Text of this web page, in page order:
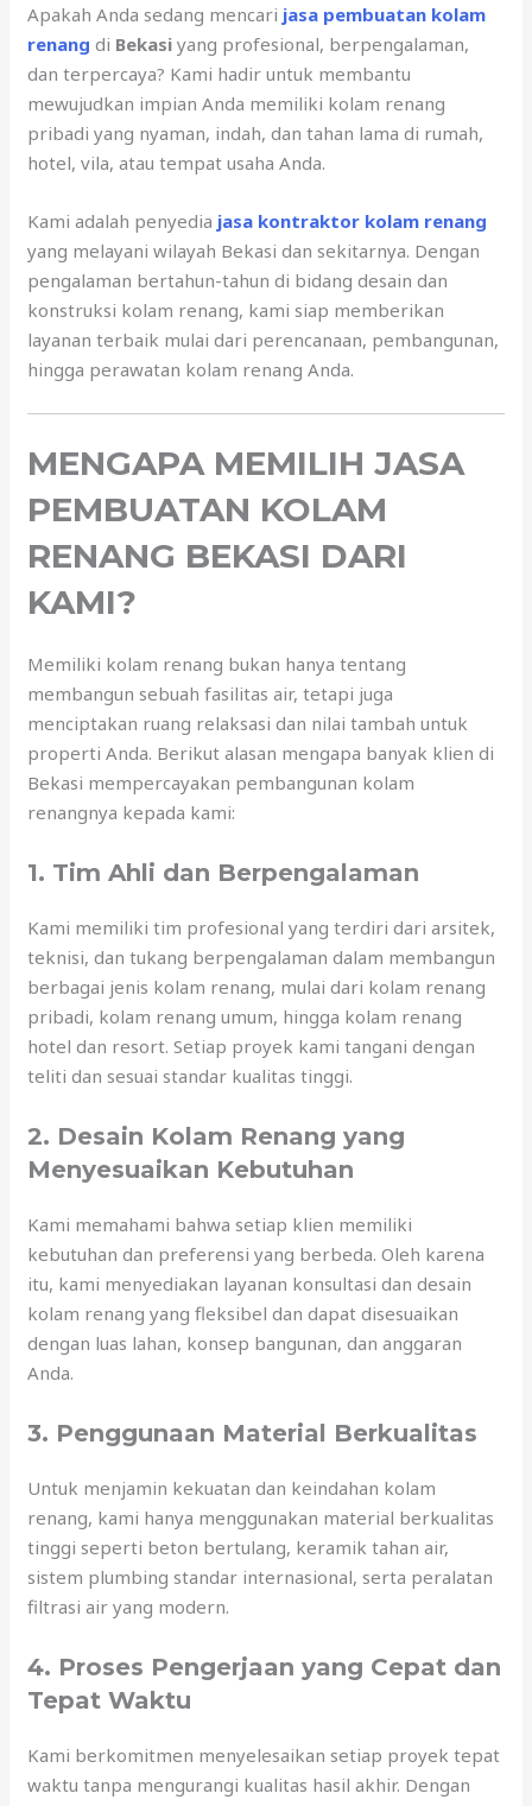
Apakah Anda sedang mencari jasa pembuatan kolam
renang di Bekasi yang profesional, berpengalaman,
dan terpercaya? Kami hadir untuk membantu
mewujudkan impian Anda memiliki kolam renang
pribadi yang nyaman, indah, dan tahan lama di rumah,
hotel, vila, atau tempat usaha Anda.
Kami adalah penyedia jasa kontraktor kolam renang
yang melayani wilayah Bekasi dan sekitarnya. Dengan
pengalaman bertahun-tahun di bidang desain dan
konstruksi kolam renang, kami siap memberikan
layanan terbaik mulai dari perencanaan, pembangunan,
hingga perawatan kolam renang Anda.
MENGAPA MEMILIH JASA
PEMBUATAN KOLAM
RENANG BEKASI DARI
KAMI?
Memiliki kolam renang bukan hanya tentang
membangun sebuah fasilitas air, tetapi juga
menciptakan ruang relaksasi dan nilai tambah untuk
properti Anda. Berikut alasan mengapa banyak klien di
Bekasi mempercayakan pembangunan kolam
renangnya kepada kami:
1. Tim Ahli dan Berpengalaman
Kami memiliki tim profesional yang terdiri dari arsitek,
teknisi, dan tukang berpengalaman dalam membangun
berbagai jenis kolam renang, mulai dari kolam renang
pribadi, kolam renang umum, hingga kolam renang
hotel dan resort. Setiap proyek kami tangani dengan
teliti dan sesuai standar kualitas tinggi.
2. Desain Kolam Renang yang
Menyesuaikan Kebutuhan
Kami memahami bahwa setiap klien memiliki
kebutuhan dan preferensi yang berbeda. Oleh karena
itu, kami menyediakan layanan konsultasi dan desain
kolam renang yang fleksibel dan dapat disesuaikan
dengan luas lahan, konsep bangunan, dan anggaran
Anda.
3. Penggunaan Material Berkualitas
Untuk menjamin kekuatan dan keindahan kolam
renang, kami hanya menggunakan material berkualitas
tinggi seperti beton bertulang, keramik tahan air,
sistem plumbing standar internasional, serta peralatan
filtrasi air yang modern.
4. Proses Pengerjaan yang Cepat dan
Tepat Waktu
Kami berkomitmen menyelesaikan setiap proyek tepat
waktu tanpa mengurangi kualitas hasil akhir. Dengan